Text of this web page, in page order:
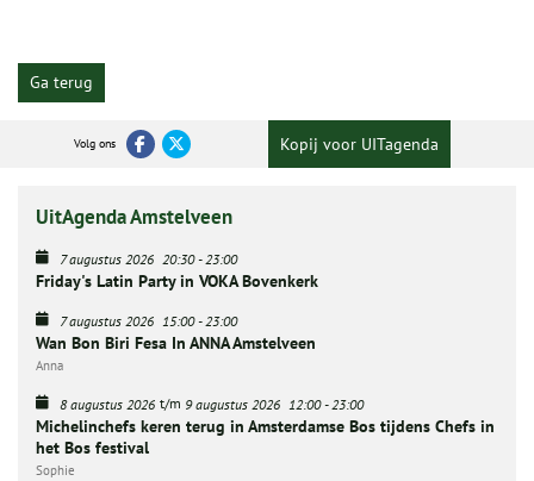
Ga terug
Volg ons Kopij voor UITagenda
UitAgenda Amstelveen
7 augustus 2026 20:30-23:00
Friday's Latin Party in VOKA Bovenkerk
7 augustus 2026 15:00-23:00
Wan Bon Biri Fesa In ANNA Amstelveen
Anna
8 augustus 2026 t/m 9 augustus 2026 12:00-23:00
Michelinchefs keren terug in Amsterdamse Bos tijdens Chefs in
het Bos festival
Sophie